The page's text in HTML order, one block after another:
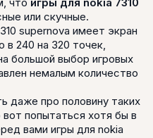
или скучные.
supernova имеет экран
240 на 320 точек,
большой выбор игровых
немалым количество
даже про половину таких
попытаться хотя бы в
вами игры для nokia